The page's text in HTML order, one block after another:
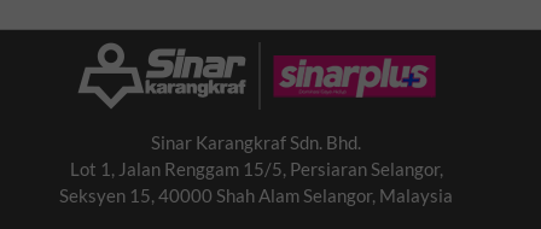
Sinar Karangkraf Sdn. Bhd.
Lot 1, Jalan Renggam 15/5, Persiaran Selangor,
Seksyen 15, 40000 Shah Alam Selangor, Malaysia